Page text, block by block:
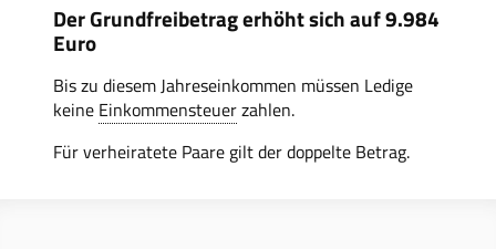
Der Grundfreibetrag erhöht sich auf 9.984
Euro
Bis zu diesem Jahreseinkommen müssen Ledige
keine Einkommensteuerzahlen.
Für verheiratete Paare gilt der doppelte Betrag.